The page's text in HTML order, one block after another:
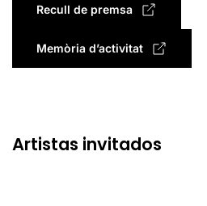
Recull de premsa
Memòria d’activitat
Artistas invitados